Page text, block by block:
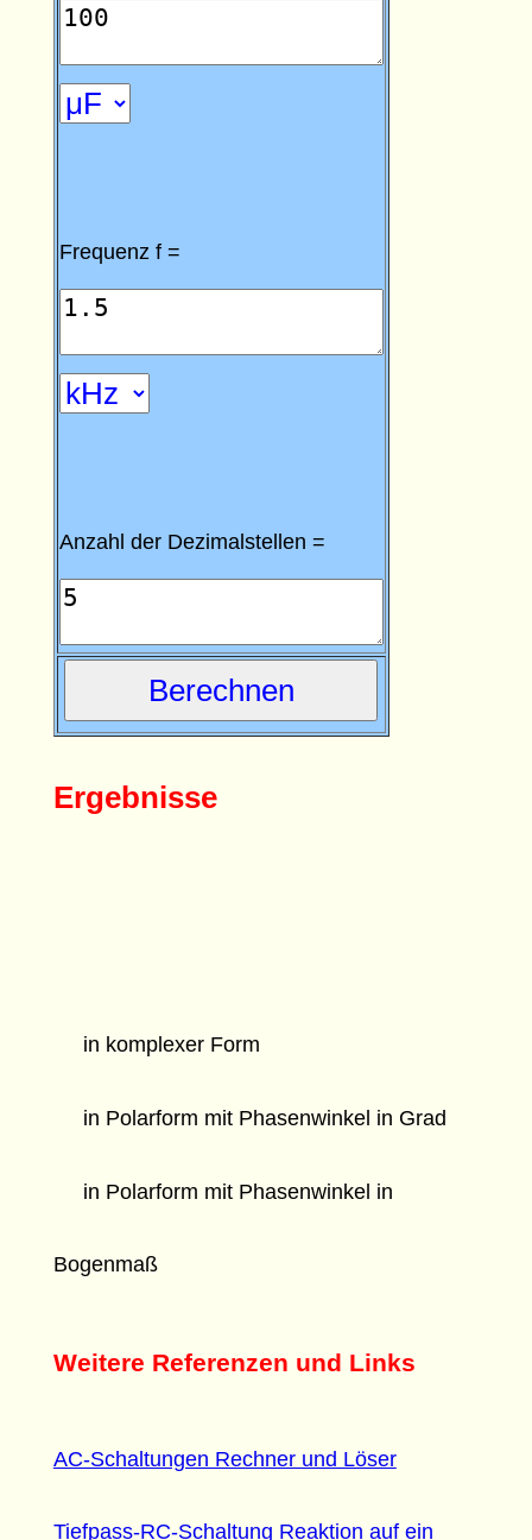
Frequenz f =
Anzahl der Dezimalstellen =
Ergebnisse
in komplexer Form
in Polarform mit Phasenwinkel in Grad
in Polarform mit Phasenwinkel in
Bogenmaß
Weitere Referenzen und Links
AC-Schaltungen Rechner und Löser
Tiefpass-RC-Schaltung Reaktion auf ein